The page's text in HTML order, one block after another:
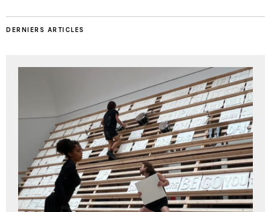
DERNIERS ARTICLES